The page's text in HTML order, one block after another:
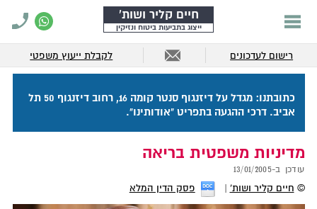
חיים קליר ושות'
ייצוג בתביעות ביטוח ונזיקין
רישום לעדכונים לקבלת ייעוץ משפטי
כתובתנו: מגדל על דיזנגוף סנטר קומה 16, רחוב דיזנגוף 50 תל
אביב. דרכי ההגעה בתפריט "אודותינו".
מדיניות משפטית בריאה
עודכן ב-13/01/2005
© חיים קליר ושות' פסק הדין המלא